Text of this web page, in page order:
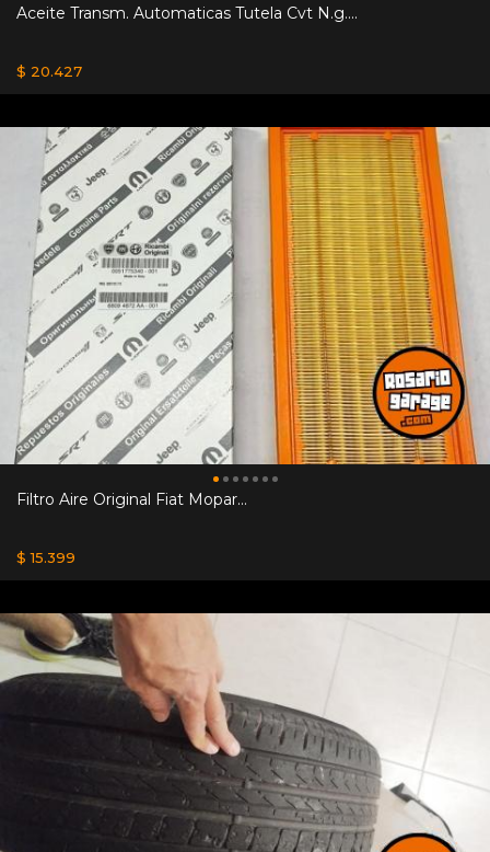
Aceite Transm. Automaticas Tutela Cvt N.g....
$ 20.427
Filtro Aire Original Fiat Mopar...
$ 15.399